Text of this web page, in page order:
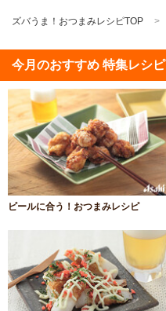
ズバうま！おつまみレシピTOP
今月のおすすめ 特集レシピ
ビールに合う！おつまみレシピ